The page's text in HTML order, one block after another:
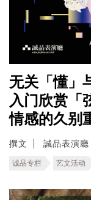
无关「懂」
入门欣赏「
情感的久别
撰文 誠品表演廳
诚品专栏 艺文活动